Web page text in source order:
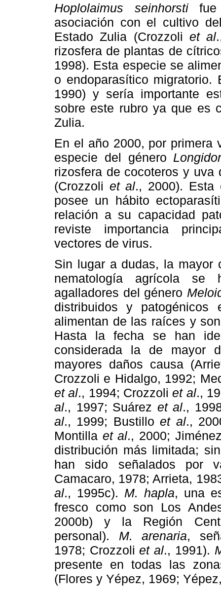
Hoplolaimus seinhorstifue
asociación con el cultivo
Estado Zulia (Crozzoli et al
rizosfera de plantas de
1998). Esta especie se
o endoparasítico
1990) y sería importante
sobre este rubro ya que es
Zulia.
En el año 2000, por primera
especie del género
rizosfera de cocoteros y uva
(Crozzoli et al., 2000). Esta
posee un hábito
relación a su capacidad
reviste importancia
vectores de virus.
Sin lugar a dudas, la mayor
nematología agrícola se
agalladores del género
distribuidos y
alimentan de las raíces y
Hasta la fecha se han
considerada la de mayor
mayores daños causa
Crozzoli e Hidalgo, 1992;
et al., 1994; Crozzoliet al.,
al., 1997; Suárez et al.,
al., 1999; Bustilloet al.,
Montilla et al., 2000;
distribución más limitada;
han sido señalados por
Camacaro, 1978; Arrieta,
al., 1995c). M. hapla, una
fresco como son Los
2000b) y la Región
personal). M. arenaria,
1978; Crozzoliet al., 1991).
presente en todas las
(Flores y Yépez, 1969;